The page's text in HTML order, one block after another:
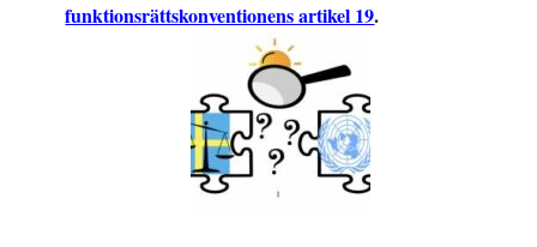
funktionsrättskonventionens artikel 19.